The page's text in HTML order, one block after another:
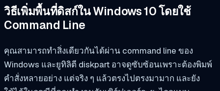
วิธีเพิ่มพื้นที่ดิสก์ใน Windows 10 โดยใช้
Command Line
คุณสามารถทำสิ่งเดียวกันได้ผ่าน command line ของ
Windows และยูทิลิตี diskpart อาจดูซับซ้อนเพราะต้องพิมพ์
คำสั่งหลายอย่าง แต่จริง ๆ แล้วตรงไปตรงมามาก และยัง